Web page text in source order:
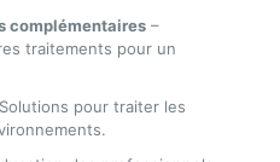
complémentaires–
traitements pour un
pour traiter les